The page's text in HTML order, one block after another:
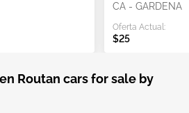
CA - GARDENA
Oferta Actual:
$25
Routan cars for sale by